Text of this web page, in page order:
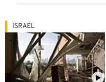
ISRAËL